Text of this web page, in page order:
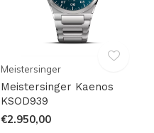
Meistersinger
Meistersinger Kaenos
KSOD939
€2.950,00